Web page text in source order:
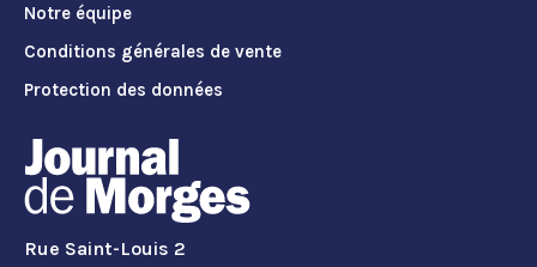
Notre équipe
Conditions générales de vente
Protection des données
Rue Saint-Louis 2